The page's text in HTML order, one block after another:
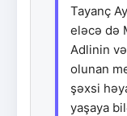
Tayanç
eləcə də
Adlinin
olunan
şəxsi
yaşaya